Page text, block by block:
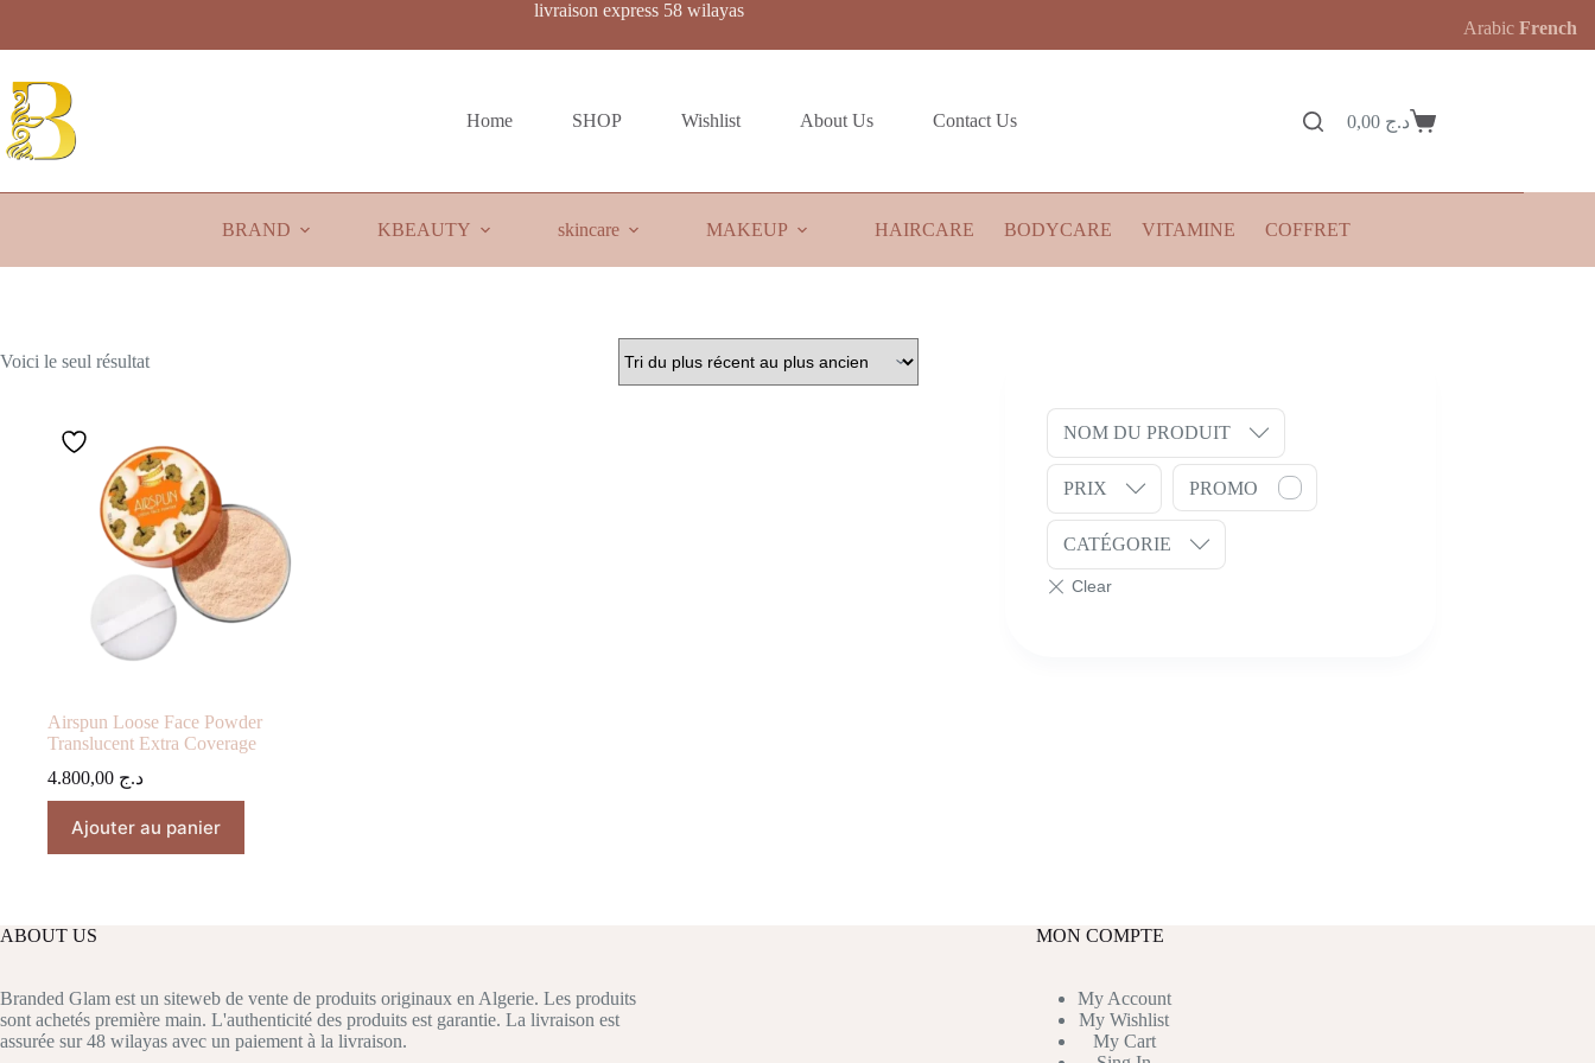
contenu
livraison express 58 wilayas
Home SHOP Wishlist About Us Contact Us
Panierد.ج 0,00
BRAND KBEAUTY skincare MAKEUP HAIRCARE BODYCARE VITAMINE COFFRET
Voici le seul résultat
Airspun Loose Face Powder
Translucent Extra Coverage
د.ج
Ajouter au panier
NOM DU PRODUIT
PRIX PROMO
CATÉGORIE
ABOUT US
Branded Glam est un siteweb de vente de produits originaux en Algerie. Les produits
sont achetés première main. L'authenticité des produits est garantie. La livraison est
assurée sur 48 wilayas avec un paiement à la livraison.
MON COMPTE
My Account
My Wishlist
My Cart
Arabic French